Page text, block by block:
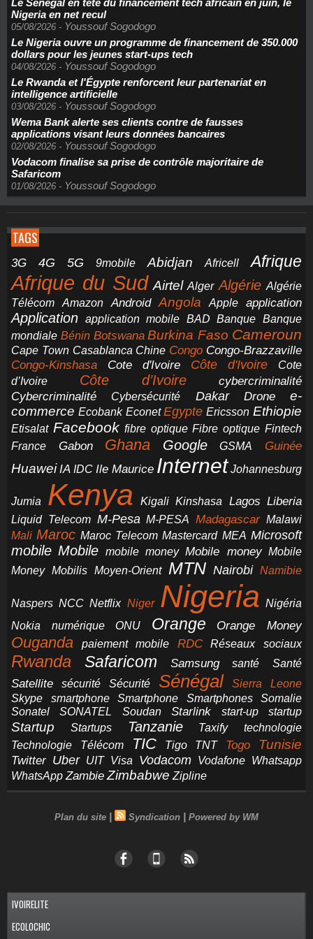
Le Sénégal en tête du financement tech africain en juin, le
Nigeria en net recul
05/08/2026 - Youssouf Sogodogo
Le Nigeria ouvre un programme de financement de 350.000
dollars pour les jeunes start-ups tech
04/08/2026 - Youssouf Sogodogo
Le Rwanda et l'Égypte renforcent leur partenariat en
intelligence artificielle
03/08/2026 - Youssouf Sogodogo
Wema Bank alerte ses clients contre de fausses
applications visant leurs données bancaires
02/08/2026 - Youssouf Sogodogo
Vodacom finalise sa prise de contrôle majoritaire de
Safaricom
01/08/2026 - Youssouf Sogodogo
TAGS
3G 4G 5G 9mobile Abidjan Africell Afrique
Afrique du Sud Airtel Alger Algérie Algérie
Télécom
Amazon Android Angola Apple application
Application application mobile BAD Banque Banque
mondiale Bénin Botswana Burkina Faso Cameroun
Cape Town Casablanca Chine Congo Congo-Brazzaville
Congo-Kinshasa Cote d'Ivoire Côte d'Ivoire
Cote
d’Ivoire
Côte d’Ivoire
cybercriminalité
Cybercriminalité
Cybersécurité Dakar Drone
e-
commerce Ecobank Econet Egypte Ericsson Ethiopie
Etisalat Facebook fibre optique Fibre optique Fintech
France
Gabon Ghana Google GSMA Guinée
Huawei IA IDC Ile Maurice Internet Johannesburg
Jumia Kenya Kigali Kinshasa Lagos Liberia
Liquid Telecom M-Pesa M-PESA Madagascar Malawi
Mali Maroc Maroc Telecom Mastercard MEA Microsoft
mobile Mobile mobile money Mobile money Mobile
Money Mobilis Moyen-Orient MTN Nairobi Namibie
Naspers NCC Netflix Niger Nigeria Nigéria
Nokia
numérique ONU Orange Orange Money
Ouganda paiement mobile RDC Réseaux sociaux
Rwanda Safaricom Samsung santé Santé
Satellite sécurité Sécurité Sénégal
Sierra Leone
Skype
smartphone Smartphone Smartphones
Somalie
Sonatel
SONATEL Soudan Starlink start-up startup
Startup Startups Tanzanie Taxify
technologie
Technologie
Télécom TIC Tigo TNT Togo Tunisie
Twitter Uber UIT Visa Vodacom Vodafone Whatsapp
WhatsApp Zambie Zimbabwe Zipline
Plan du site | Syndication | Powered by WM
IVOIRELITE
ECOLOCHIC